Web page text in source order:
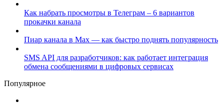
Как набрать просмотры в Телеграм – 6 вариантов
прокачки канала
Пиар канала в Max — как быстро поднять популярность
SMS API для разработчиков: как работает интеграция
обмена сообщениями в цифровых сервисах
Популярное